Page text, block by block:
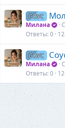
СОУС
Милана
Ответы 0
СОУС
Милана
Ответы 0